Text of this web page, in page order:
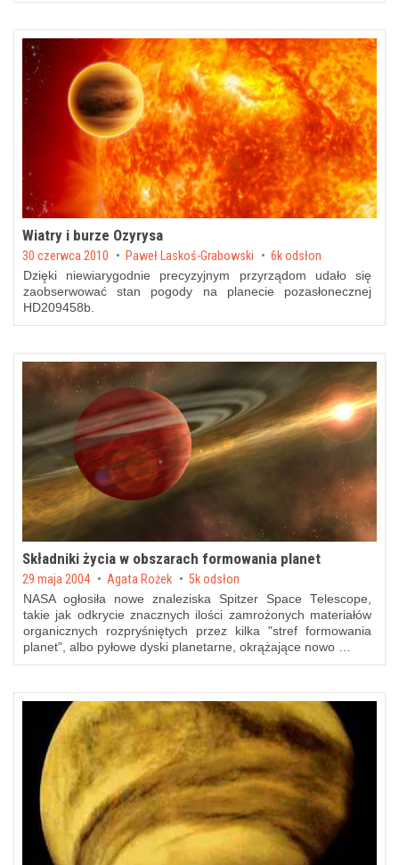
Wiatry i burze Ozyrysa
Posted on
30 czerwca 2010 by Paweł Laskoś-Grabowski 6k odsłon
Dzięki niewiarygodnie precyzyjnym przyrządom udało się
zaobserwować stan pogody na planecie pozasłonecznej
HD209458b.
Składniki życia w obszarach formowania planet
Posted on
29 maja 2004 by Agata Rożek 5k odsłon
NASA ogłosiła nowe znaleziska Spitzer Space Telescope,
takie jak odkrycie znacznych ilości zamrożonych materiałów
organicznych rozpryśniętych przez kilka "stref formowania
planet", albo pyłowe dyski planetarne, okrążające nowo …